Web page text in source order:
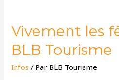
Vivement les
BLB Tourisme
Infos / Par BLB Tourisme
Vivement
les
fêtes
avec